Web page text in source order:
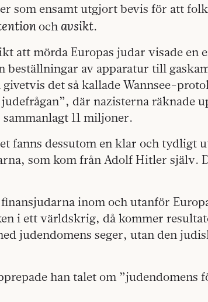
som ensamt utgjort bevis för att
och avsikt.
att mörda Europas judar visade en
beställningar av apparatur till
det så kallade Wannsee-
där nazisterna räknade
11 miljoner.
fanns dessutom en klar och tydligt
som kom från Adolf Hitler själv.
inom och utanför
i ett världskrig, då kommer
judendomens seger, utan den
han talet om ”judendomens